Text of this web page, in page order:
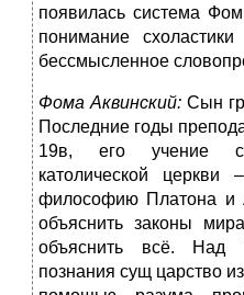
появилась система
понимание
бессмысленное
Фома Аквинский: Сын
Последние годы
19в, его учение
католической
философию Платона и
объяснить законы
объяснить всё. Над
познания сущ царство